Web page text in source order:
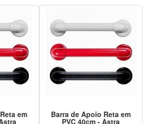
em Barra de Apoio Reta em
PVC 40cm - Astra